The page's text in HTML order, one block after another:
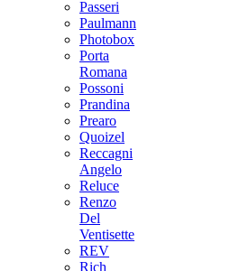
Passeri
Paulmann
Photobox
Porta
Romana
Possoni
Prandina
Prearo
Quoizel
Reccagni
Angelo
Reluce
Renzo
Del
Ventisette
REV
Rich